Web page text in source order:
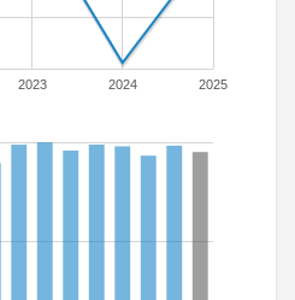
2023 2024 2025